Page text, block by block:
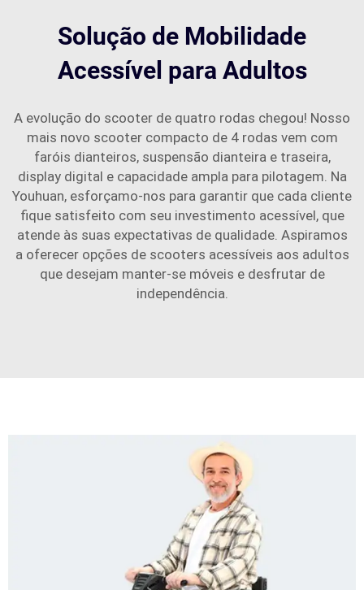
Solução de Mobilidade
Acessível para Adultos
A evolução do scooter de quatro rodas chegou! Nosso
mais novo scooter compacto de 4 rodas vem com
faróis dianteiros, suspensão dianteira e traseira,
display digital e capacidade ampla para pilotagem. Na
Youhuan, esforçamo-nos para garantir que cada cliente
fique satisfeito com seu investimento acessível, que
atende às suas expectativas de qualidade. Aspiramos
a oferecer opções de scooters acessíveis aos adultos
que desejam manter-se móveis e desfrutar de
independência.